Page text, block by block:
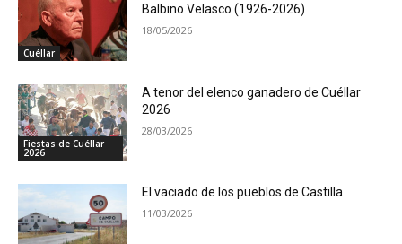
Cuéllar
Balbino Velasco (1926-2026)
18/05/2026
Fiestas de Cuéllar
2026
A tenor del elenco ganadero de Cuéllar
2026
28/03/2026
El vaciado de los pueblos de Castilla
11/03/2026